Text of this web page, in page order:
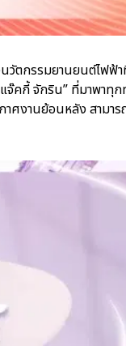
ตกรรมยานยนต์ไฟฟ้
จักริน” ที่มาพาทุก
ศงานย้อนหลัง สา